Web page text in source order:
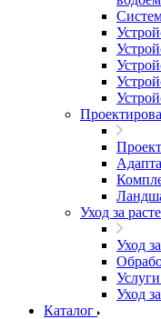
Уход за
Уход
Уход
Каталог